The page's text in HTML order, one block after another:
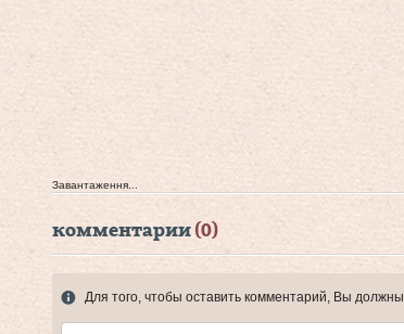
Завантаження...
комментарии (0)
Для того, чтобы оставить комментарий, Вы должны